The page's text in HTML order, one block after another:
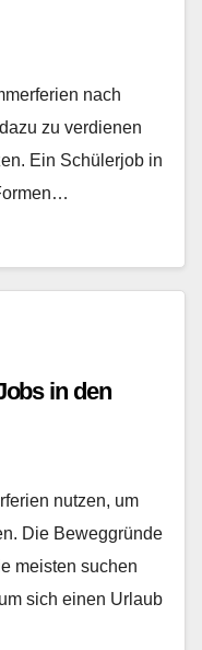
nach
zu verdienen
Ein Schülerjob in
in den
nutzen, um
Die Beweggründe
meisten suchen
sich einen Urlaub